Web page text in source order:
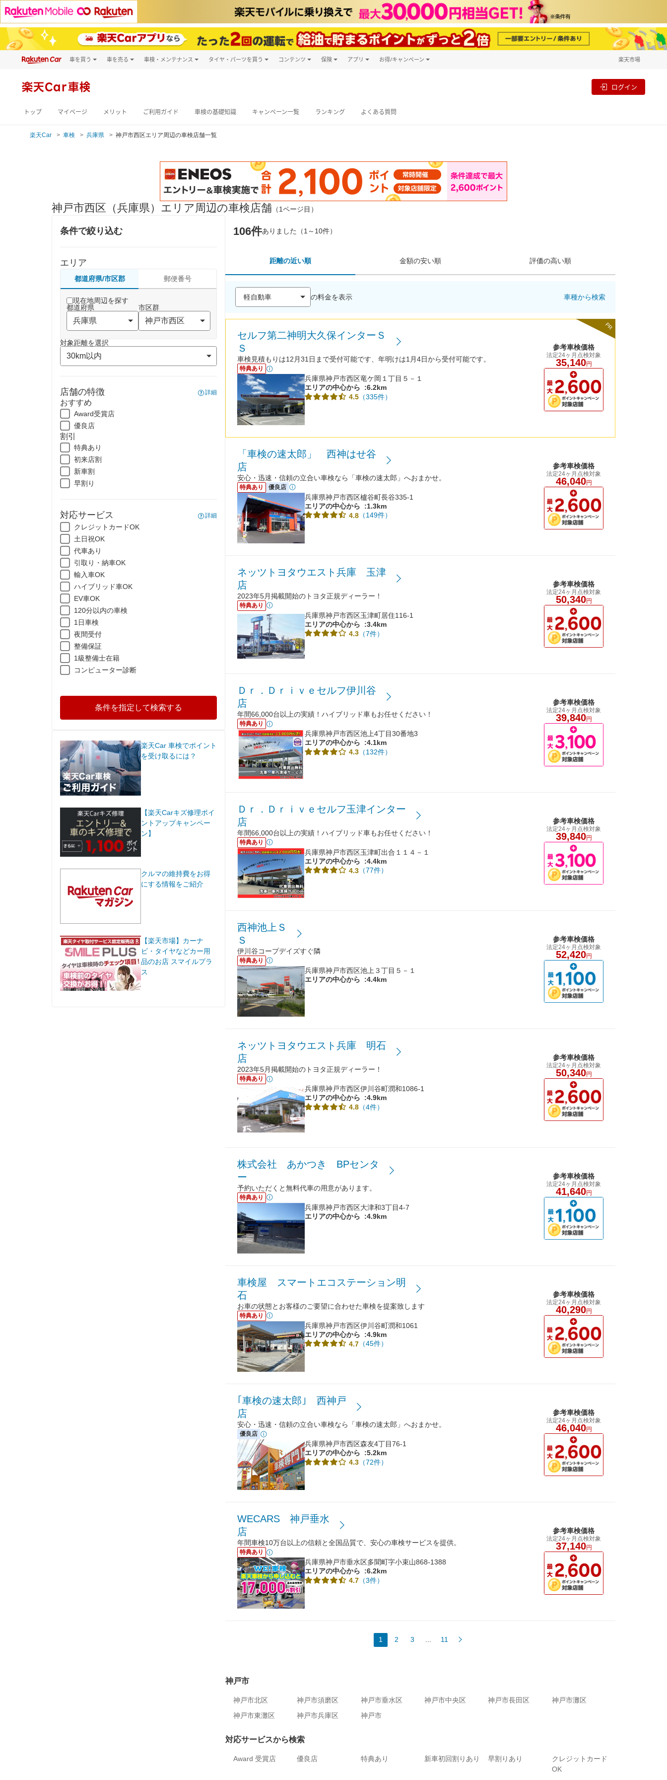
車を買う
新車
車を売る 車検・メンテナンス タイヤ・パーツを買う コンテンツ 保険 アプリ お得/キャンペーン 楽天市場
楽天Car車検 ログイン
トップ マイページ メリット ご利用ガイド 車検の基礎知識 キャンペーン一覧 ランキング よくある質問
楽天Car 車検 兵庫県 神戸市西区エリア周辺の車検店舗一覧
神戸市西区（兵庫県）エリア周辺の車検店舗 （1ページ目）
条件で絞り込む
エリア
都道府県/市区郡 郵便番号
現在地周辺を探す
都道府県
市区群
対象距離を選択
店舗の特徴 詳細
おすすめ
Award受賞店
優良店
割引
特典あり
初来店割
新車割
早割り
対応サービス 詳細
クレジットカードOK
土日祝OK
代車あり
引取り・納車OK
輸入車OK
ハイブリッド車OK
EV車OK
120分以内の車検
1日車検
夜間受付
整備保証
1級整備士在籍
コンピューター診断
条件を指定して検索する
楽天Car 車検でポイント
を受け取るには？
【楽天Carキズ修理ポイ
ントアップキャンペー
ン】
クルマの維持費をお得
にする情報をご紹介
【楽天市場】カーナ
ビ・タイヤなどカー用
品のお店 スマイルプラ
ス
106件ありました（1～10件）
距離の近い順 金額の安い順 評価の高い順
の料金を表示 車種から検索
PR
セルフ第二神明大久保インターＳ
Ｓ
車検見積もりは12月31日まで受付可能です、年明けは1月4日から受付可能です。
特典あり
兵庫県神戸市西区竜ケ岡１丁目５－１
エリアの中心から
:6.2km
4.5 （335件）
参考車検価格
法定24ヶ月点検対象
35,140円
「車検の速太郎」 西神はせ谷
店
安心・迅速・信頼の立合い車検なら「車検の速太郎」へおまかせ。
特典あり 優良店
兵庫県神戸市西区櫨谷町長谷335-1
エリアの中心から
:1.3km
4.8 （149件）
参考車検価格
法定24ヶ月点検対象
46,040円
ネッツトヨタウエスト兵庫 玉津
店
2023年5月掲載開始のトヨタ正規ディーラー！
特典あり
兵庫県神戸市西区玉津町居住116-1
エリアの中心から
:3.4km
4.3 （7件）
参考車検価格
法定24ヶ月点検対象
50,340円
Ｄｒ．Ｄｒｉｖｅセルフ伊川谷
店
年間66,000台以上の実績！ハイブリッド車もお任せください！
特典あり
兵庫県神戸市西区池上4丁目30番地3
エリアの中心から
:4.1km
4.3 （132件）
参考車検価格
法定24ヶ月点検対象
39,840円
Ｄｒ．Ｄｒｉｖｅセルフ玉津インター
店
年間66,000台以上の実績！ハイブリッド車もお任せください！
特典あり
兵庫県神戸市西区玉津町出合１１４－１
エリアの中心から
:4.4km
4.3 （77件）
参考車検価格
法定24ヶ月点検対象
39,840円
西神池上Ｓ
Ｓ
伊川谷コープデイズすぐ隣
特典あり
兵庫県神戸市西区池上３丁目５－１
エリアの中心から
:4.4km
参考車検価格
法定24ヶ月点検対象
52,420円
ネッツトヨタウエスト兵庫 明石
店
2023年5月掲載開始のトヨタ正規ディーラー！
特典あり
兵庫県神戸市西区伊川谷町潤和1086-1
エリアの中心から
:4.9km
4.8 （4件）
参考車検価格
法定24ヶ月点検対象
50,340円
株式会社 あかつき BPセンタ
ー
予約いただくと無料代車の用意があります。
特典あり
兵庫県神戸市西区大津和3丁目4-7
エリアの中心から
:4.9km
参考車検価格
法定24ヶ月点検対象
41,640円
車検屋 スマートエコステーション明
石
お車の状態とお客様のご要望に合わせた車検を提案致します
特典あり
兵庫県神戸市西区伊川谷町潤和1061
エリアの中心から
:4.9km
4.7 （45件）
参考車検価格
法定24ヶ月点検対象
40,290円
｢車検の速太郎｣ 西神戸
店
安心・迅速・信頼の立合い車検なら「車検の速太郎」へおまかせ。
優良店
兵庫県神戸市西区森友4丁目76-1
エリアの中心から
:5.2km
4.3 （72件）
参考車検価格
法定24ヶ月点検対象
46,040円
WECARS 神戸垂水
店
年間車検10万台以上の信頼と全国品質で、安心の車検サービスを提供。
特典あり
兵庫県神戸市垂水区多聞町字小束山868-1388
エリアの中心から
:6.2km
4.7 （3件）
参考車検価格
法定24ヶ月点検対象
37,140円
1 2 3 11
神戸市
神戸市北区 神戸市須磨区 神戸市垂水区 神戸市中央区 神戸市長田区
神戸市灘区
神戸市東灘区
神戸市兵庫区 神戸市
対応サービスから検索
Award 受賞店 優良店 特典あり 新車初回割りあり 早割りあり
クレジットカード
OK